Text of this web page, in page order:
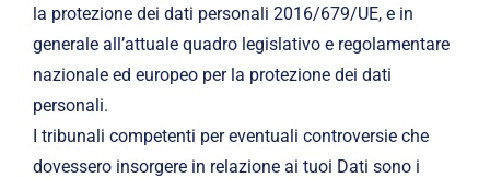
la protezione dei dati personali 2016/679/UE, e in
generale all’attuale quadro legislativo e regolamentare
nazionale ed europeo per la protezione dei dati
personali.
I tribunali competenti per eventuali controversie che
dovessero insorgere in relazione ai tuoi Dati sono i